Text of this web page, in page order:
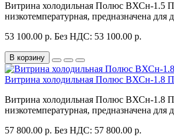
Витрина холодильная Полюс ВХСн-1.5
низкотемпературная, предназначена для
53 100.00 р. Без НДС: 53 100.00 р.
В корзину
Витрина холодильная Полюс ВХСн-1.8
Витрина холодильная Полюс ВХСн-1.8
низкотемпературная, предназначена для
57 800.00 р. Без НДС: 57 800.00 р.